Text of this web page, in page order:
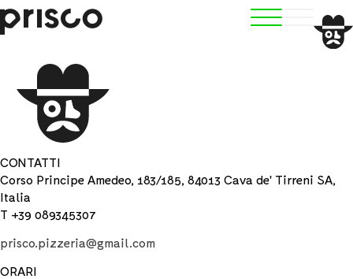
CONTATTI
Corso Principe Amedeo, 183/185, 84013 Cava de' Tirreni SA,
Italia
T +39 089345307
prisco.pizzeria@gmail.com
ORARI